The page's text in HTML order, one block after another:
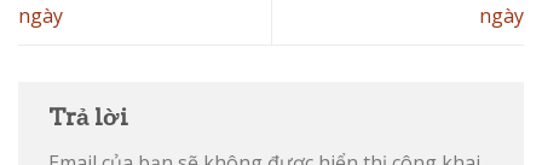
ngày
ngày
Trả lời